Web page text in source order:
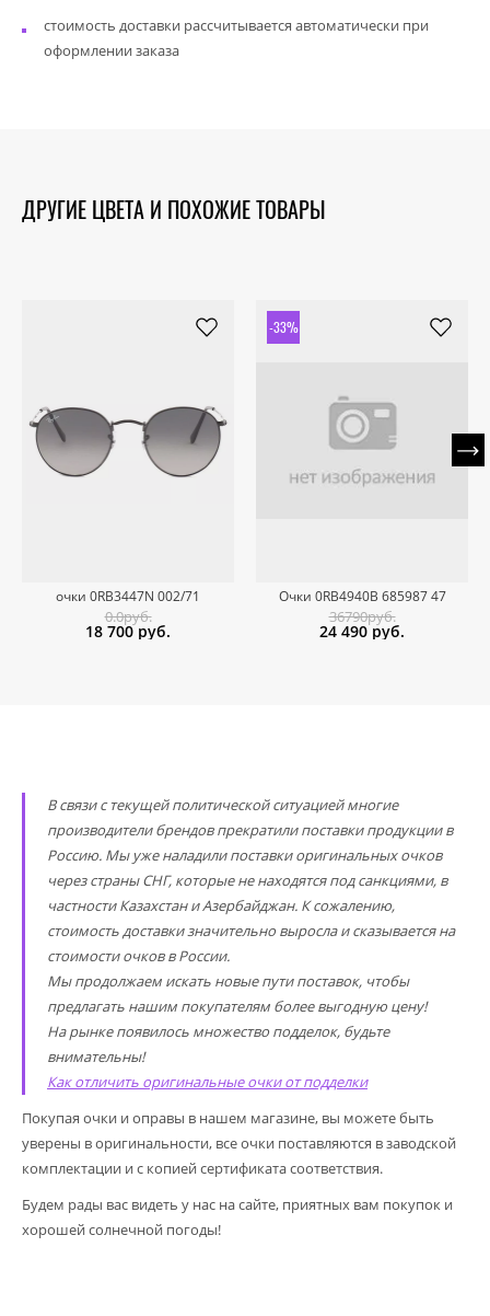
стоимость доставки рассчитывается автоматически при
оформлении заказа
ДРУГИЕ ЦВЕТА И ПОХОЖИЕ ТОВАРЫ
очки 0RB3447N 002/71
0.0руб.
18 700 руб.
-33%
Очки 0RB4940B 685987 47
36790руб.
24 490 руб.
В связи с текущей политической ситуацией многие
производители брендов прекратили поставки продукции в
Россию. Мы уже наладили поставки оригинальных очков
через страны СНГ, которые не находятся под санкциями, в
частности Казахстан и Азербайджан. К сожалению,
стоимость доставки значительно выросла и сказывается на
стоимости очков в России.
Мы продолжаем искать новые пути поставок, чтобы
предлагать нашим покупателям более выгодную цену!
На рынке появилось множество подделок, будьте
внимательны!
Как отличить оригинальные очки от подделки
Покупая очки и оправы в нашем магазине, вы можете быть
уверены в оригинальности, все очки поставляются в заводской
комплектации и с копией сертификата соответствия.
Будем рады вас видеть у нас на сайте, приятных вам покупок и
хорошей солнечной погоды!